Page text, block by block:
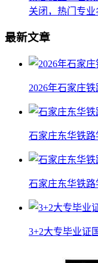
关闭，热门专业
最新文章
2026年石家庄
石家庄东华铁路
石家庄东华铁路
3+2大专毕业证